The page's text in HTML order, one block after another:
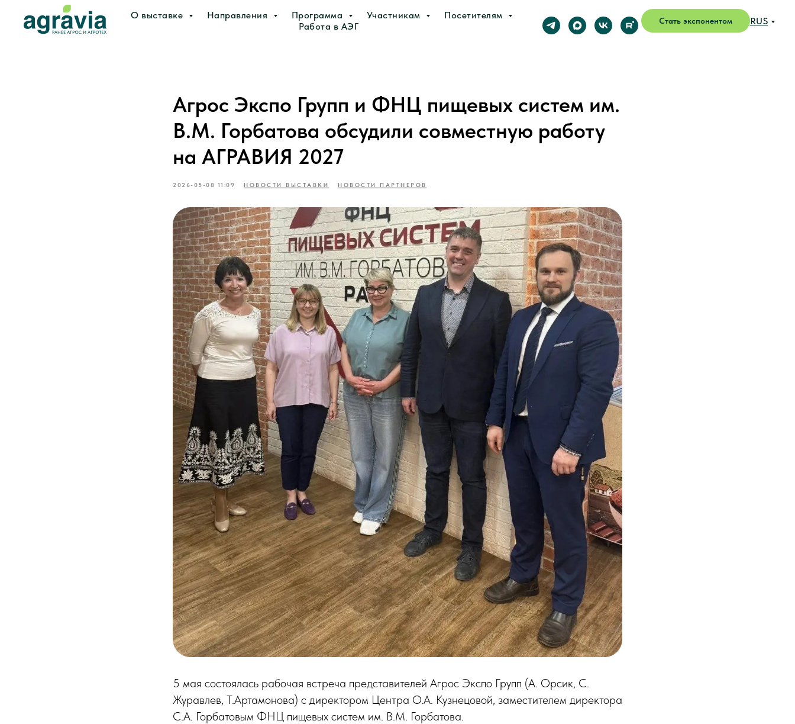
О выставке Направления Программа Участникам
Посетителям
Работа в АЭГ
Стать экспонентом RUS
Агрос Экспо Групп и ФНЦ пищевых систем им.
В.М. Горбатова обсудили совместную работу
на АГРАВИЯ 2027
2026-05-08 11:09 НОВОСТИ ВЫСТАВКИ НОВОСТИ ПАРТНЕРОВ
5 мая состоялась рабочая встреча представителей Агрос Экспо Групп (А. Орсик, С.
Журавлев, Т.Артамонова) с директором Центра О.А. Кузнецовой, заместителем директора
С.А. Горбатовым ФНЦ пищевых систем им. В.М. Горбатова.